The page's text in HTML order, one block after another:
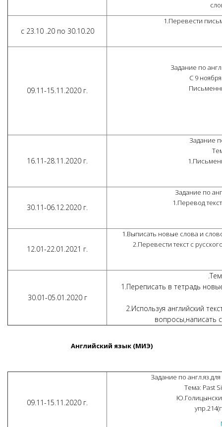
с 23.10 .20 по 30.10.20
1.Перевести
09.11-15.11.2020 г.
Задание по
С 9
16.11-28.11.2020 г.
Задание
30.11-06.12.2020 г.
Задание по
1.Перевод
12.01-22.01.2021 г.
1.Выписать новые слова и
2.Перевести текст с
30.01-05.01.2020 г
1.Переписать в тетрадь
2.Используя английский
вопросы,написать
Английский язык (МИЭ)
09.11-15.11.2020 г.
Задание по
Тема: Past